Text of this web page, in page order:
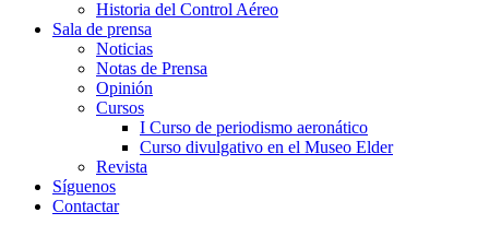
Historia del Control Aéreo
Sala de prensa
Noticias
Notas de Prensa
Opinión
Cursos
I Curso de periodismo aeronático
Curso divulgativo en el Museo Elder
Revista
Síguenos
Contactar